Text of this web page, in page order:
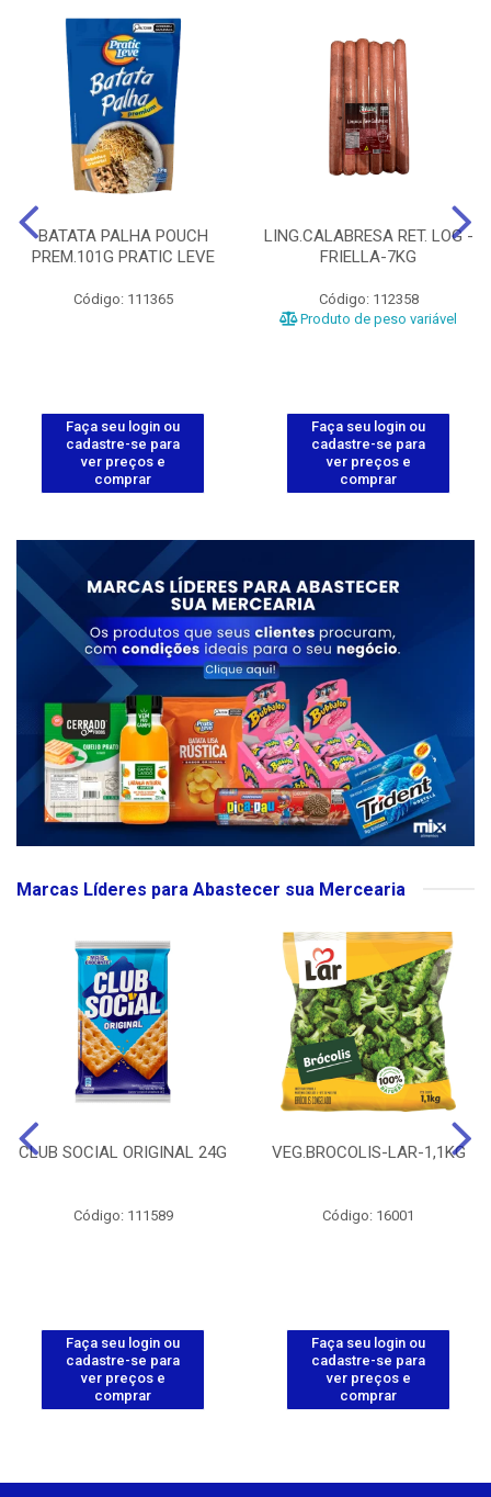
BATATA PALHA POUCH
PREM.101G PRATIC LEVE
Código: 111365
Faça seu login ou
cadastre-se para
ver preços e
comprar
LING.CALABRESA RET. LOG -
FRIELLA-7KG
Código: 112358
Produto de peso variável
Faça seu login ou
cadastre-se para
ver preços e
comprar
Marcas Líderes para Abastecer sua Mercearia
CLUB SOCIAL ORIGINAL 24G
Código: 111589
Faça seu login ou
cadastre-se para
ver preços e
comprar
VEG.BROCOLIS-LAR-1,1KG
Código: 16001
Faça seu login ou
cadastre-se para
ver preços e
comprar